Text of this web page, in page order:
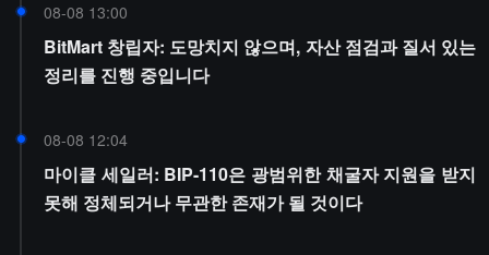
08-08 13:00
BitMart 창립자: 도망치지 않으며, 자산 점검과 질서 있는
정리를 진행 중입니다
08-08 12:04
마이클 세일러: BIP-110은 광범위한 채굴자 지원을 받지
못해 정체되거나 무관한 존재가 될 것이다